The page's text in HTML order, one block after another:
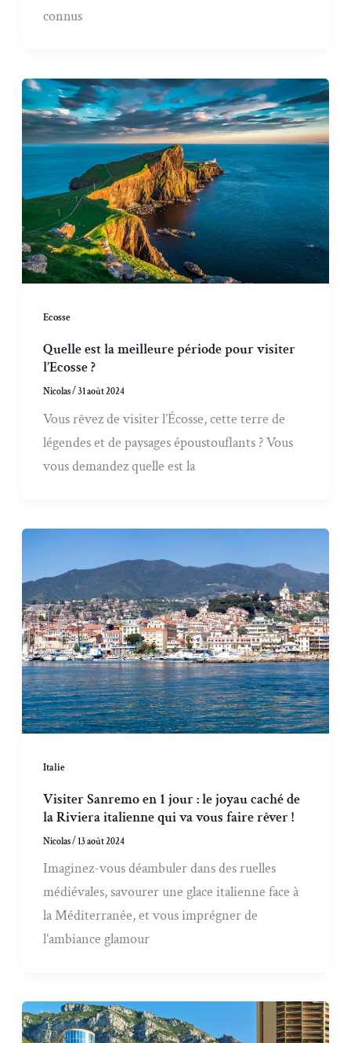
connus
Ecosse
Quelle est la meilleure période pour visiter
l’Ecosse ?
Nicolas/31 août 2024
Vous rêvez de visiter l’Écosse, cette terre de
légendes et de paysages époustouflants ? Vous
vous demandez quelle est la
Italie
Visiter Sanremo en 1 jour : le joyau caché de
la Riviera italienne qui va vous faire rêver !
Nicolas/13 août 2024
Imaginez-vous déambuler dans des ruelles
médiévales, savourer une glace italienne face à
la Méditerranée, et vous imprégner de
l’ambiance glamour